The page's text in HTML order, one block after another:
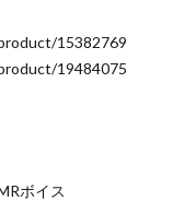
15382769
19484075
ボイス